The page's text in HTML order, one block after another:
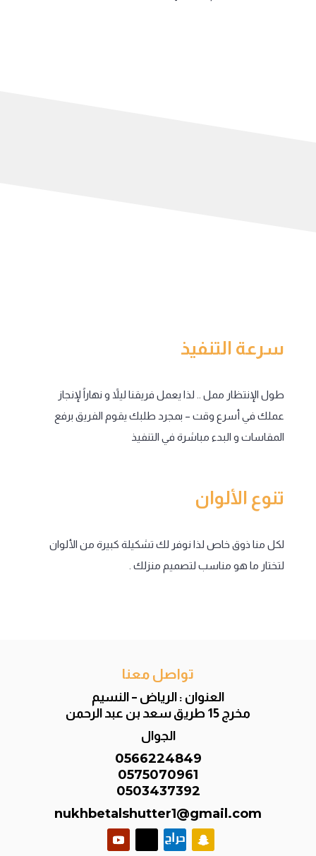
سرعة التنفيذ
طول الإنتظار ممل .. لذا يعمل فريقنا ليلاً و نهاراً لإنجاز
عملك في أسرع وقت – بمجرد طلبك يقوم الفريق برفع
المقاسات و البدء مباشرة في التنفيذ
تنوع الألوان
لكل منا ذوق خاص لذا نوفر لك تشكيلة كبيرة من الألوان
لتختار ما هو مناسب لتصميم منزلك .
تواصل معنا
العنوان : الرياض – النسيم
مخرج 15 طريق سعد بن عبد الرحمن
الجوال
0566224849
0575070961
0503437392
nukhbetalshutter1@gmail.com